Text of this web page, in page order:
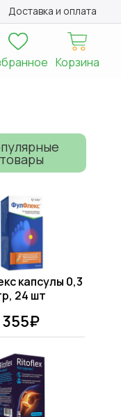
Доставка и оплата
Корзина
товары
капсулы 0,3
24 шт
355₽